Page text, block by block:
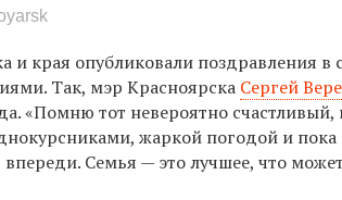
и края опубликовали поздравления в
Так, мэр Красноярска Сергей
«Помню тот невероятно
жаркой погодой и
Семья — это лучшее, что